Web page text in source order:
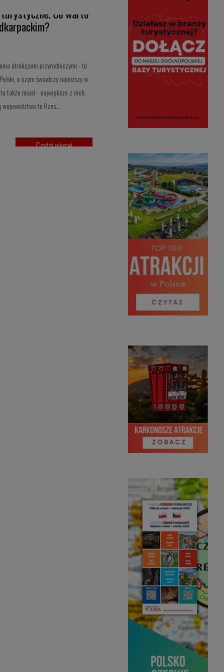
Co warto
atrakcjami przyrodniczymi - to
o czym świadczy najniższy w
także miast - największe z nich,
województwa to Rzes…
Czytaj więcej